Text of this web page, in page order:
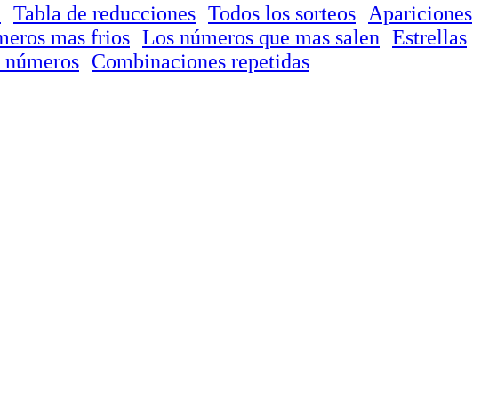
Tabla de reducciones Todos los sorteos
Apariciones
mas frios Los números que mas salen Estrellas
números Combinaciones repetidas